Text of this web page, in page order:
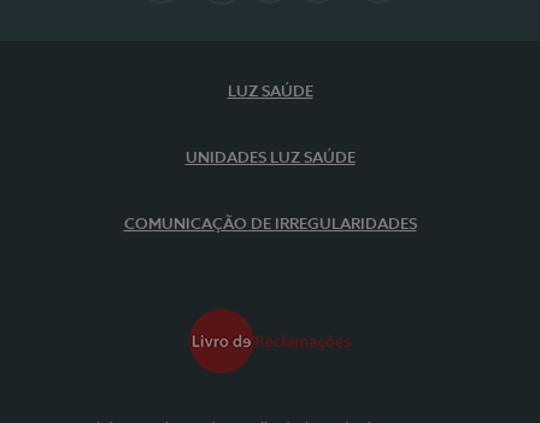
LUZ SAÚDE
UNIDADES LUZ SAÚDE
COMUNICAÇÃO DE IRREGULARIDADES